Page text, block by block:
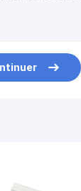
DE LASER
D'UNITÉ